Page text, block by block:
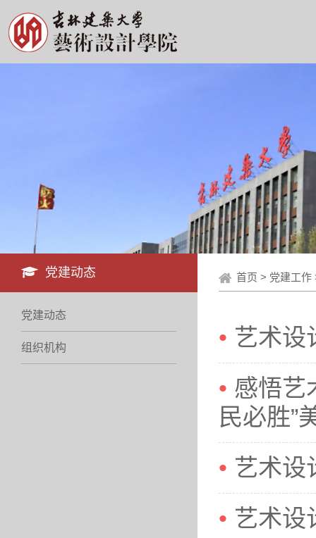
党建动态
党建动态
组织机构
首页 > 党建工作
艺术设
感悟艺
民必胜”
艺术设
艺术设